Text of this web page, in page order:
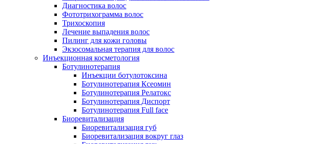
Диагностика волос
Фототрихограмма волос
Трихоскопия
Лечение выпадения волос
Пилинг для кожи головы
Экзосомальная терапия для волос
Инъекционная косметология
Ботулинотерапия
Инъекции ботулотоксина
Ботулинотерапия Ксеомин
Ботулинотерапия Релатокс
Ботулинотерапия Диспорт
Ботулинотерапия Full face
Биоревитализация
Биоревитализация губ
Биоревитализация вокруг глаз